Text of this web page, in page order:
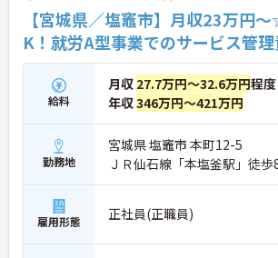
【宮城県／塩竈市】月収23万円
K！就労A型事業でのサービス管
給料
月収 27.7万円～32.6万円程度
年収346万円～421万円
勤務地
宮城県 塩竈市 本町12-5
ＪＲ仙石線「本塩釜駅」徒歩
雇用形態 正社員(正職員)